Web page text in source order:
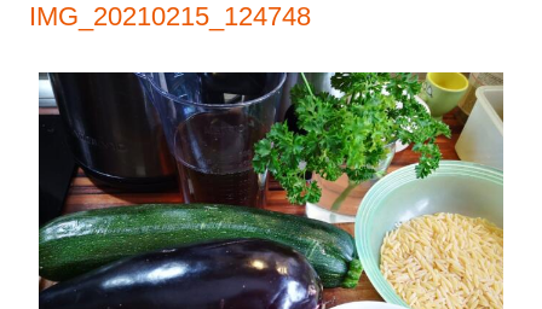
IMG_20210215_124748